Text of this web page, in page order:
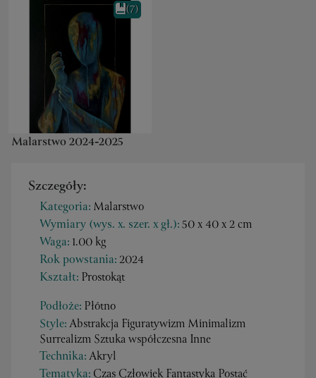
Malarstwo 2024-2025
(7)
Szczegóły:
Kategoria: Malarstwo
Wymiary (wys. x. szer. x gł.):50 x 40 x 2 cm
Waga: 1.00 kg
Rok powstania:2024
Kształt: Prostokąt
Podłoże: Płótno
Style:Abstrakcja Figuratywizm Minimalizm
Surrealizm Sztuka współczesna Inne
Technika:Akryl
Czas Człowiek Fantastyka Postać